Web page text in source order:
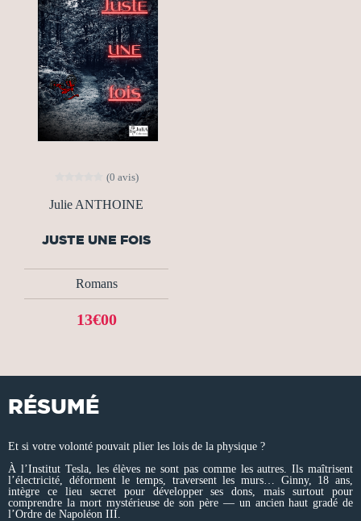
(0 avis)
Julie ANTHOINE
JUSTE UNE FOIS
Romans
13€00
RÉSUMÉ
Et si votre volonté pouvait plier les lois de la physique ?
À l’Institut Tesla, les élèves ne sont pas comme les autres. Ils maîtrisent
l’électricité, déforment le temps, traversent les murs… Ginny, 18 ans,
intègre ce lieu secret pour développer ses dons, mais surtout pour
comprendre la mort mystérieuse de son père — un ancien haut gradé de
l’Ordre de Napoléon III.